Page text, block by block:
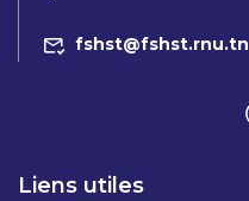
fshst@fshst.rnu.tn
Liens utiles